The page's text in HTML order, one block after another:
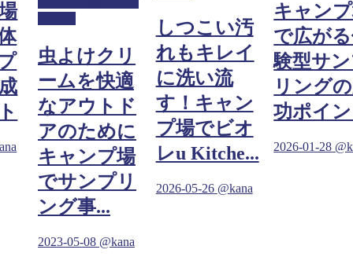
虫よけクリ
ームを快適
なアウトド
アのために
キャンプ場
でサンプリ
ング事...
2023-05-08 @kana
しつこい汚
れもキレイ
に洗い流
す！キャン
プ場でビオ
レu Kitche...
2026-05-26 @kana
キャン
で広が
験型サ
リング
功ポイ
2026-01-28